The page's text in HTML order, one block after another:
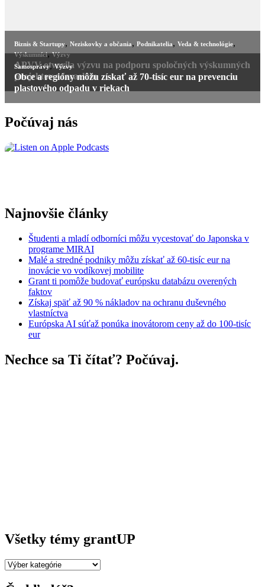
Biznis & Startupy, Neziskovky a občania, Podnikatelia, Veda & technológie,
Výskumníci,Výzvy
APVV otvorila výzvu na podporu spoločných výskumných
projektov s Izraelom
Samosprávy,Výzvy
Obce a regióny môžu získať až 70-tisíc eur na prevenciu
plastového odpadu v riekach
Počúvaj nás
Najnovšie články
Študenti a mladí odborníci môžu vycestovať do Japonska v
programe MIRAI
Malé a stredné podniky môžu získať až 60-tisíc eur na
inovácie vo vodíkovej mobilite
Grant ti pomôže budovať európsku databázu overených
faktov
Získaj späť až 90 % nákladov na ochranu duševného
vlastníctva
Európska AI súťaž ponúka inovátorom ceny až do 100-tisíc
eur
Nechce sa Ti čítať? Počúvaj.
Všetky témy grantUP
Všetky
grantUP